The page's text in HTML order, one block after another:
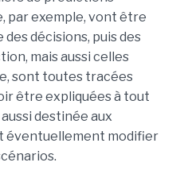
par exemple, vont être
décisions, puis des
mais aussi celles
sont toutes tracées
être expliquées à tout
destinée aux
éventuellement modifier